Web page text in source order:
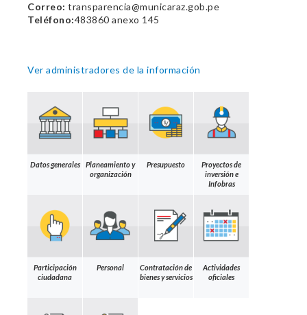
Correo: transparencia@municaraz.gob.pe
Teléfono:483860 anexo 145
Ver administradores de la información
Datos generales
Planeamiento y
organización
Presupuesto
Proyectos de
inversión e
Infobras
Participación
ciudadana
Personal
Contratación de
bienes y servicios
Actividades
oficiales